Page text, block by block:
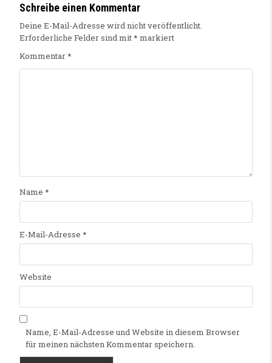
Schreibe einen Kommentar
Deine E-Mail-Adresse wird nicht veröffentlicht.
Erforderliche Felder sind mit* markiert
Kommentar*
Name *
E-Mail-Adresse *
Website
Name, E-Mail-Adresse und Website in diesem Browser
für meinen nächsten Kommentar speichern.